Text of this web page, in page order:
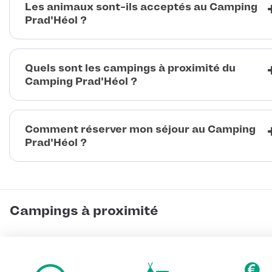
Les animaux sont-ils acceptés au Camping
Prad'Héol ?
Quels sont les campings à proximité du
Camping Prad'Héol ?
Comment réserver mon séjour au Camping
Prad'Héol ?
Campings à proximité